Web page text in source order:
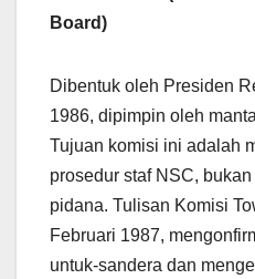
Board)
Dibentuk oleh Presiden
1986, dipimpin oleh
Tujuan komisi ini adalah
prosedur staf NSC,
pidana. Tulisan Komisi
Februari 1987,
untuk-sandera dan